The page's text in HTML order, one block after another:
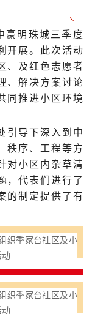
豪明珠城三季度
开展。此次活动
、及红色志愿者
、解决方案讨论
同推进小区环境
引导下深入到中
秩序、工程等方
对小区内杂草清
，代表们进行了
的制定提供了有